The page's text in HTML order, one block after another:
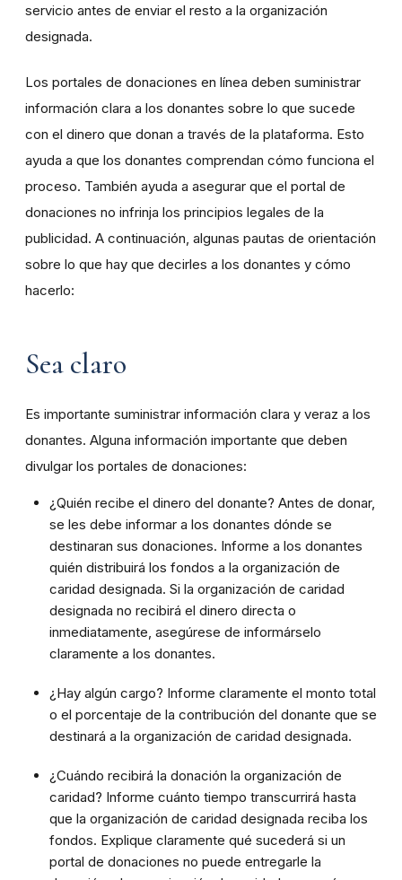
servicio antes de enviar el resto a la organización
designada.
Los portales de donaciones en línea deben suministrar
información clara a los donantes sobre lo que sucede
con el dinero que donan a través de la plataforma. Esto
ayuda a que los donantes comprendan cómo funciona el
proceso. También ayuda a asegurar que el portal de
donaciones no infrinja los principios legales de la
publicidad. A continuación, algunas pautas de orientación
sobre lo que hay que decirles a los donantes y cómo
hacerlo:
Sea claro
Es importante suministrar información clara y veraz a los
donantes. Alguna información importante que deben
divulgar los portales de donaciones:
¿Quién recibe el dinero del donante? Antes de donar,
se les debe informar a los donantes dónde se
destinaran sus donaciones. Informe a los donantes
quién distribuirá los fondos a la organización de
caridad designada. Si la organización de caridad
designada no recibirá el dinero directa o
inmediatamente, asegúrese de informárselo
claramente a los donantes.
¿Hay algún cargo? Informe claramente el monto total
o el porcentaje de la contribución del donante que se
destinará a la organización de caridad designada.
¿Cuándo recibirá la donación la organización de
caridad? Informe cuánto tiempo transcurrirá hasta
que la organización de caridad designada reciba los
fondos. Explique claramente qué sucederá si un
portal de donaciones no puede entregarle la